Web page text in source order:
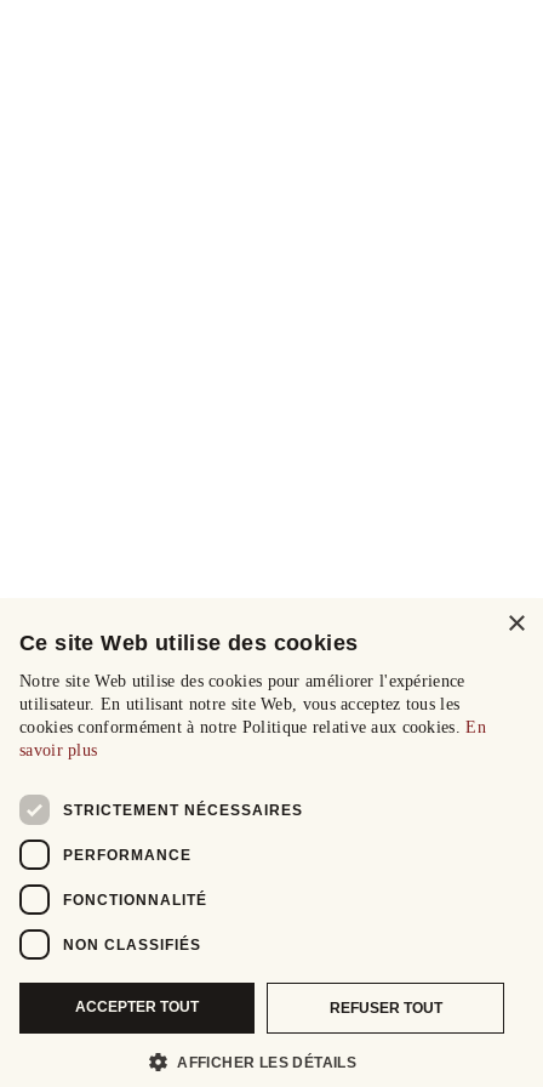
×
Ce site Web utilise des cookies
Notre site Web utilise des cookies pour améliorer l'expérience
utilisateur. En utilisant notre site Web, vous acceptez tous les
cookies conformément à notre Politique relative aux cookies.En
savoir plus
STRICTEMENT NÉCESSAIRES
PERFORMANCE
FONCTIONNALITÉ
NON CLASSIFIÉS
ACCEPTER TOUT REFUSER TOUT
AFFICHER LES DÉTAILS